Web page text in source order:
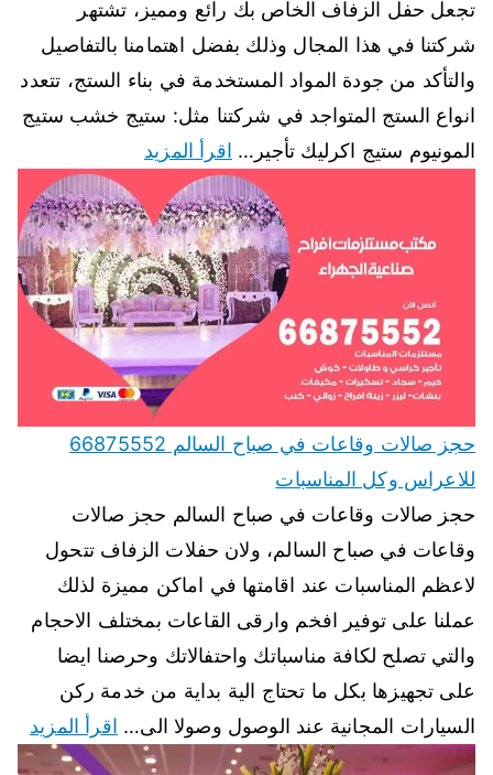
تجعل حفل الزفاف الخاص بك رائع ومميز، تشتهر
شركتنا في هذا المجال وذلك بفضل اهتمامنا بالتفاصيل
والتأكد من جودة المواد المستخدمة في بناء الستج، تتعدد
انواع الستج المتواجد في شركتنا مثل: ستيج خشب ستيج
المونيوم ستيج اكرليك تأجير… اقرأ المزيد
حجز صالات وقاعات في صباح السالم 66875552
للاعراس وكل المناسبات
حجز صالات وقاعات في صباح السالم حجز صالات
وقاعات في صباح السالم، ولان حفلات الزفاف تتحول
لاعظم المناسبات عند اقامتها في اماكن مميزة لذلك
عملنا على توفير افخم وارقى القاعات بمختلف الاحجام
والتي تصلح لكافة مناسباتك واحتفالاتك وحرصنا ايضا
على تجهيزها بكل ما تحتاج الية بداية من خدمة ركن
السيارات المجانية عند الوصول وصولا الى… اقرأ المزيد